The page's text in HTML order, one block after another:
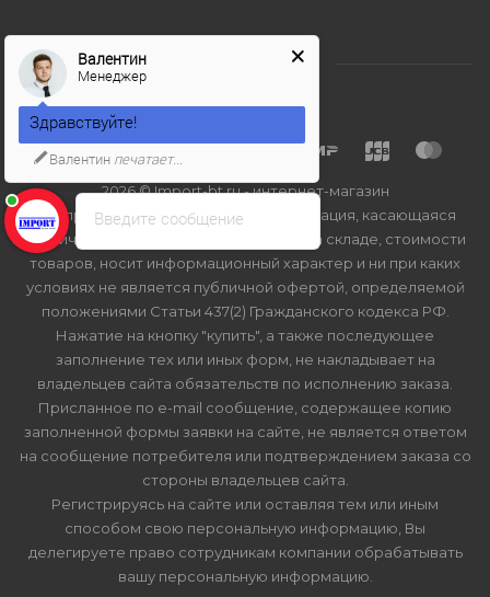
2026 © Import-bt.ru - интернет-магазин
Вся представленная на сайте информация, касающаяся
технических характеристик, наличия на складе, стоимости
товаров, носит информационный характер и ни при каких
условиях не является публичной офертой, определяемой
положениями Статьи 437(2) Гражданского кодекса РФ.
Нажатие на кнопку "купить", а также последующее
заполнение тех или иных форм, не накладывает на
владельцев сайта обязательств по исполнению заказа.
Присланное по e-mail сообщение, содержащее копию
заполненной формы заявки на сайте, не является ответом
на сообщение потребителя или подтверждением заказа со
стороны владельцев сайта.
Регистрируясь на сайте или оставляя тем или иным
способом свою персональную информацию, Вы
делегируете право сотрудникам компании обрабатывать
вашу персональную информацию.
Введите сообщение
Валентин
Менеджер
Здравствуйте!
Валентин печатает...